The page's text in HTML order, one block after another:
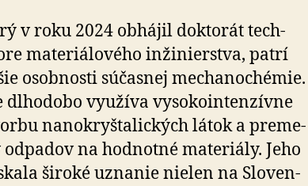
v roku 2024 obhájil doktorát tech­
materiálového inžinierstva, patrí
osobnosti súčasnej me­cha­no­ché­mie.
dlho­do­bo vy­u­ží­va vy­so­ko­in­ten­zív­ne
nanokryštalických látok a pre­me­
na hodnotné materiály. Jeho
široké uznanie nielen na Slo­ven­